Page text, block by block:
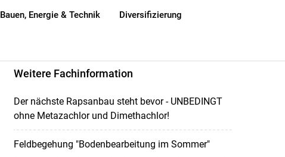
Bauen, Energie & Technik Diversifizierung
Weitere Fachinformation
Der nächste Rapsanbau steht bevor - UNBEDINGT
ohne Metazachlor und Dimethachlor!
Feldbegehung "Bodenbearbeitung im Sommer"